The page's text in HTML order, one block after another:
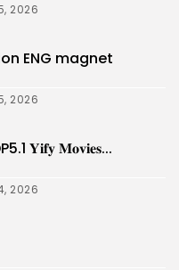
2026
ENG magnet
2026
𝐘𝐢𝐟𝐲 𝐌𝐨𝐯𝐢𝐞𝐬...
2026